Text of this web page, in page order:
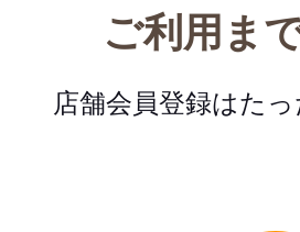
ご利用ま
店舗会員登録はた